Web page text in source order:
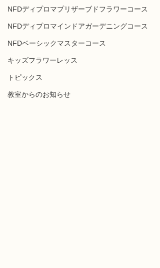
NFDディプロマプリザーブドフラワーコース
NFDディプロマインドアガーデニングコース
NFDベーシックマスターコース
キッズフラワーレッス
トピックス
教室からのお知らせ